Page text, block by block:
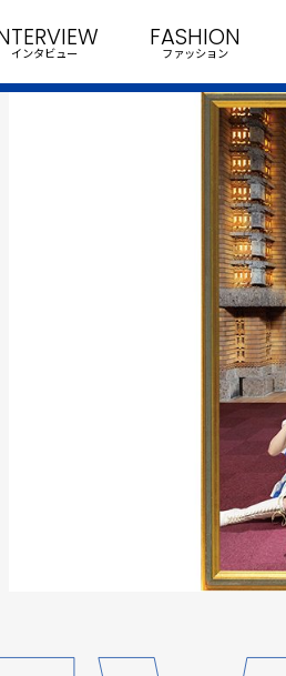
インタビュー
FASHION
ファッション